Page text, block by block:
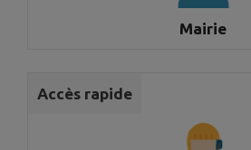
Mairie
Accès rapide